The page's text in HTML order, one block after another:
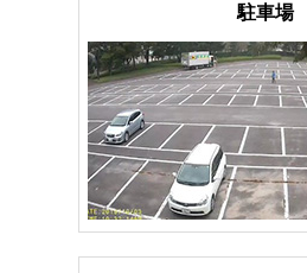
駐車場